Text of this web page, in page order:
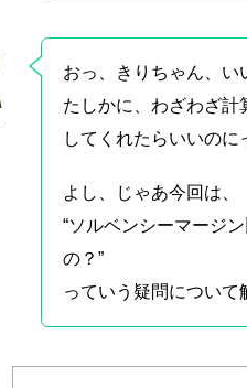
おっ、きりちゃん、い
たしかに、わざわざ計
してくれたらいいのに
よし、じゃあ今回は、
“ソルベンシーマージ
の？”
っていう疑問について